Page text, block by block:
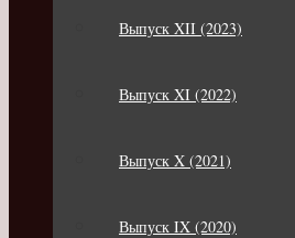
Выпуск XII (2023)
Выпуск XI (2022)
Выпуск X (2021)
Выпуск IX (2020)